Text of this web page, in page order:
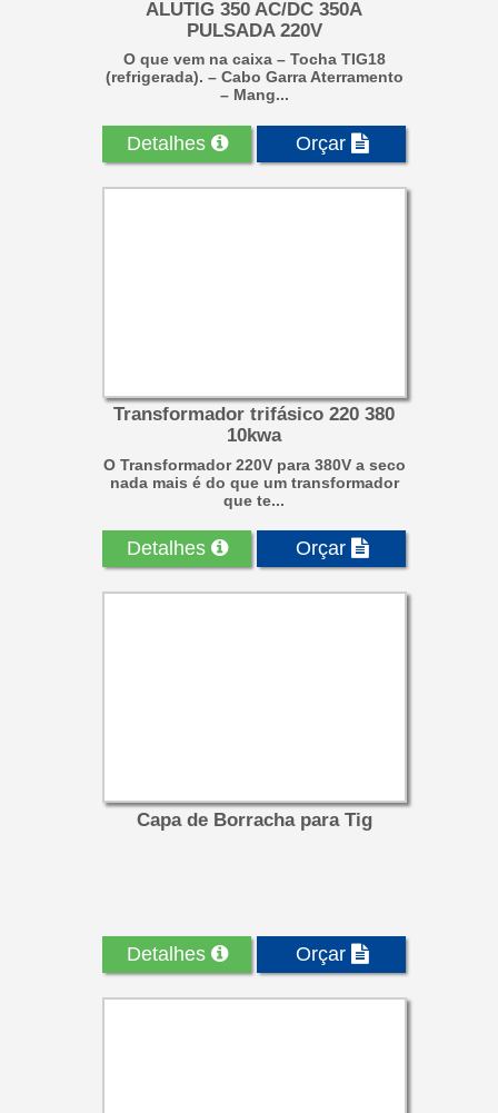
ALUTIG 350 AC/DC 350A
PULSADA 220V
O que vem na caixa – Tocha TIG18
(refrigerada). – Cabo Garra Aterramento
– Mang...
Detalhes Orçar
Transformador trifásico 220 380
10kwa
O Transformador 220V para 380V a seco
nada mais é do que um transformador
que te...
Detalhes Orçar
Capa de Borracha para Tig
Detalhes Orçar